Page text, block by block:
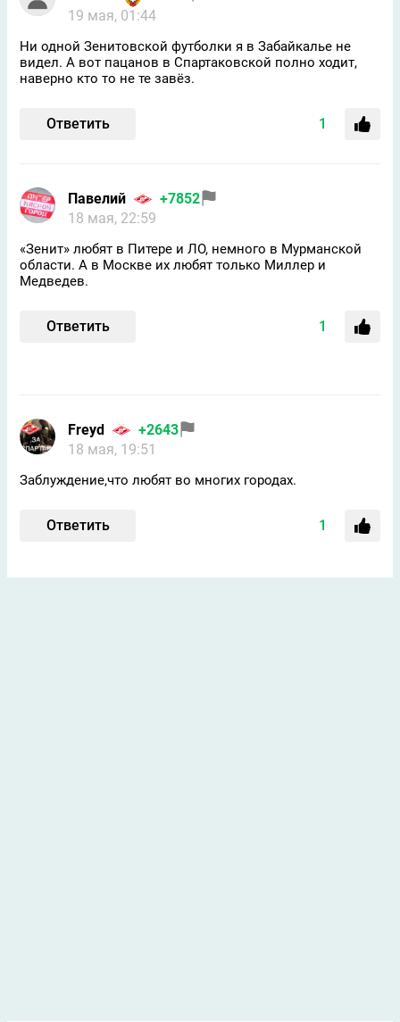
19 мая, 01:44
Ни одной Зенитовской футболки я в Забайкалье не
видел. А вот пацанов в Спартаковской полно ходит,
наверно кто то не те завёз.
Ответить 1
Павелий
+7852
18 мая, 22:59
«Зенит» любят в Питере и ЛО, немного в Мурманской
области. А в Москве их любят только Миллер и
Медведев.
Ответить 1
Freyd
+2643
18 мая, 19:51
Заблуждение,что любят во многих городах.
Ответить 1